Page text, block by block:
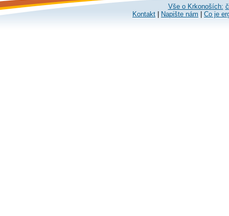
Vše o Krkonoších:
Kontakt
Napište nám Co je